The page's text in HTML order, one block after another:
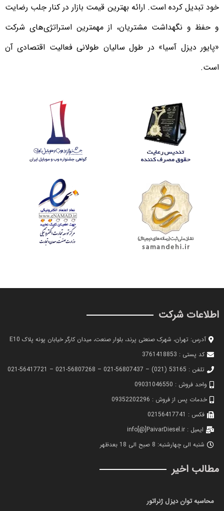
خود تبدیل کرده است. ارائه بهترین قیمت بازار در کنار جلب رضایت
و حفظ و نگهداشت مشتریان، از مهمترین استراتژی‌های شرکت
«پایور دیزل آسیا» در طول سالیان طولانی فعالیت اقتصادی آن
است.
اطلاعات شرکت
آدرس: تهران، شهرک صنعتی پرند، بلوار صنعت، میدان کارگر خیابان پونه پلاک E10
کد پستی : 3761418853
تلفن : 53165 (021) – 56807437-021 – 56807268-021 – 56417721-021
واحد فروش : 09031046550
خدمات پس از فروش : 09352202296
فکس : 02156417741
ایمیل : info[@]PaivarDiesel.ir
شنبه الی چهارشنبه: 8 صبح الی 18 بعدظهر
مطالب اخیر
محاسبه توان دیزل ژنراتور